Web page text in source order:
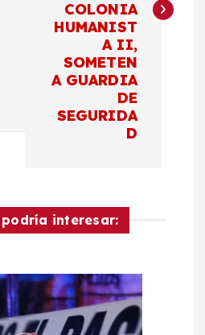
COLONIA
HUMANIST
A II,
SOMETEN
A GUARDIA
DE
SEGURIDA
D
interesar: